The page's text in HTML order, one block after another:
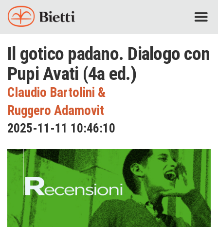
Il gotico padano. Dialogo con
Pupi Avati (4a ed.)
Claudio Bartolini &
Ruggero Adamovit
2025-11-11 10:46:10